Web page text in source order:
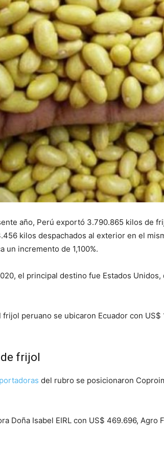
año, Perú exportó 3.790.865 kilos de
kilos despachados al exterior en el
un incremento de 1,100%.
el principal destino fue Estados
peruano se ubicaron Ecuador con
frijol
del rubro se posicionaron
Doña Isabel EIRL con US$ 469.696, Agro